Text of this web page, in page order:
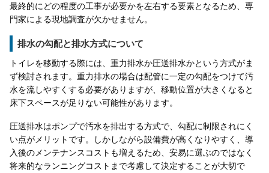
最終的にどの程度の工事が必要かを左右する要素となるため、専
門家による現地調査が欠かせません。
排水の勾配と排水方式について
トイレを移動する際には、重力排水か圧送排水かという方式がま
ず検討されます。重力排水の場合は配管に一定の勾配をつけて汚
水を流しやすくする必要がありますが、移動位置が大きくなると
床下スペースが足りない可能性があります。
圧送排水はポンプで汚水を排出する方式で、勾配に制限されにく
い点がメリットです。しかしながら設備費が高くなりやすく、導
入後のメンテナンスコストも増えるため、安易に選ぶのではなく
将来的なランニングコストまで考慮して決定することが大切で